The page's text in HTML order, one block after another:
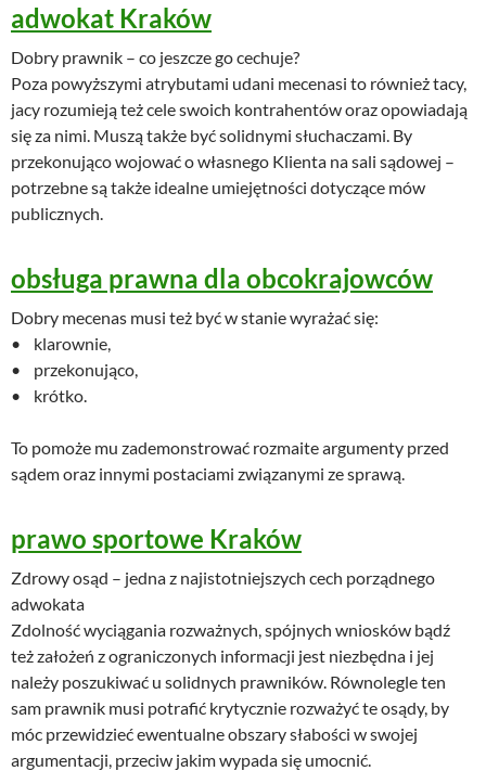
adwokat Kraków
Dobry prawnik – co jeszcze go cechuje?
Poza powyższymi atrybutami udani mecenasi to również tacy,
jacy rozumieją też cele swoich kontrahentów oraz opowiadają
się za nimi. Muszą także być solidnymi słuchaczami. By
przekonująco wojować o własnego Klienta na sali sądowej –
potrzebne są także idealne umiejętności dotyczące mów
publicznych.
obsługa prawna dla obcokrajowców
Dobry mecenas musi też być w stanie wyrażać się:
• klarownie,
• przekonująco,
• krótko.
To pomoże mu zademonstrować rozmaite argumenty przed
sądem oraz innymi postaciami związanymi ze sprawą.
prawo sportowe Kraków
Zdrowy osąd – jedna z najistotniejszych cech porządnego
adwokata
Zdolność wyciągania rozważnych, spójnych wniosków bądź
też założeń z ograniczonych informacji jest niezbędna i jej
należy poszukiwać u solidnych prawników. Równolegle ten
sam prawnik musi potrafić krytycznie rozważyć te osądy, by
móc przewidzieć ewentualne obszary słabości w swojej
argumentacji, przeciw jakim wypada się umocnić.